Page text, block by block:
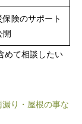
険のサポート
開
めて相談したい
り・屋根の事な